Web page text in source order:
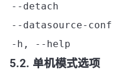
--detach
--datasource-conf
-h, --help
5.2. 单机模式选项